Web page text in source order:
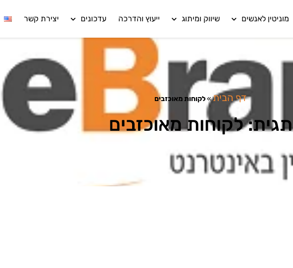
מוניטין לאנשים שיווק ומיתוג ייעוץ והדרכה עדכונים יצירת קשר
דף הבית»לקוחות מאוכזבים
תגית: לקוחות מאוכזבים